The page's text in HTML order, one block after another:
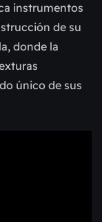
instrumentos
de su
donde la
único de sus